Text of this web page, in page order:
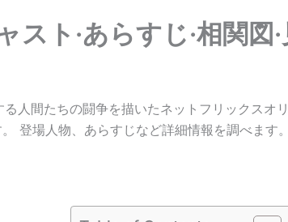
スト·あらすじ·相関図
人間たちの闘争を描いたネットフリックスオ
登場人物、あらすじなど詳細情報を調べます。